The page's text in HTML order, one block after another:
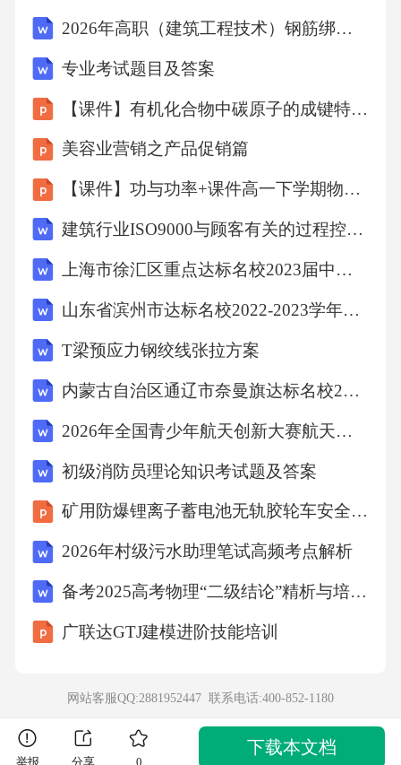
恒宁建筑工程质量检测有限责任公司深圳大学
、、、、
国检测试控股集团股份有限公司西安银马实业
发展有限公司青海宝恒绿色建筑产业股份有限
公司
、、、
中建科技济南有限公司中建二局第三建筑工程
有限公司中国路桥工程有限责任公司黑龙江省
中
()、、、
信路桥材料有限公司河南豫美建设工程检测有
限公司安徽省建筑工程质量监督检测站中建新
疆建
、、、
工集团有限公司中建三局集团华南有限公司宁
波市城市基础设施建设开发有限公司中建一局
集
2026年高职（建筑工程技术）钢筋绑扎施工综合测试试题及答案
专业考试题目及答案
【课件】有机化合物中碳原子的成键特点高一下学期化学人教版（2019）必修第二册
美容业营销之产品促销篇
【课件】功与功率+课件高一下学期物理人教版（2019）必修第二册
建筑行业ISO9000与顾客有关的过程控制程序(标准范本)
上海市徐汇区重点达标名校2023届中考联考数学试题含解析
山东省滨州市达标名校2022-2023学年中考数学全真模拟试卷含解析
T梁预应力钢绞线张拉方案
内蒙古自治区通辽市奈曼旗达标名校2023年初中数学毕业考试模拟冲刺卷含解析
2026年全国青少年航天创新大赛航天知识竞赛试题及答案
初级消防员理论知识考试题及答案
矿用防爆锂离子蓄电池无轨胶轮车安全技术要求培训
2026年村级污水助理笔试高频考点解析
备考2025高考物理“二级结论”精析与培优争分练讲义-01 共点力平衡（教师版）
广联达GTJ建模进阶技能培训
网站客服QQ:2881952447 联系电话:400-852-1180
举报 分享 0
下载本文档